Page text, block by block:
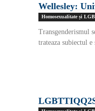
Wellesley:
Homosexualitate și
Transgenderismul
trateaza subiectul